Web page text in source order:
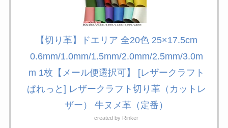
【切り革】ドエリア 全20色 25×17.5cm
0.6mm/1.0mm/1.5mm/2.0mm/2.5mm/3.0m
m 1枚【メール便選択可】 [レザークラフト
ぱれっと] レザークラフト切り革（カットレ
ザー） 牛ヌメ革（定番）
created by Rinker